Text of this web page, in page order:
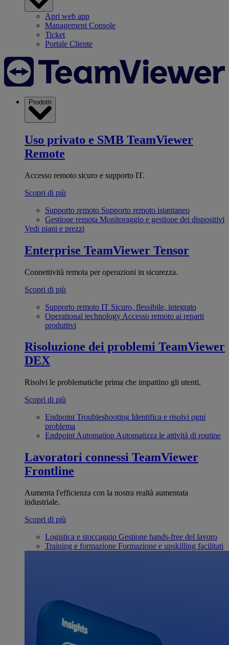
Apri web app
Management Console
Ticket
Portale Cliente
Prodotti
Uso privato e SMB TeamViewer
Remote
Accesso remoto sicuro e supporto IT.
Scopri di più
Supporto remoto Supporto remoto istantaneo
Gestione remota Monitoraggio e gestione dei dispositivi
Vedi piani e prezzi
Enterprise TeamViewer Tensor
Connettività remota per operazioni in sicurezza.
Scopri di più
Supporto remoto IT Sicuro, flessibile, integrato
Operational technology Accesso remoto ai reparti
produttivi
Risoluzione dei problemi TeamViewer
DEX
Risolvi le problematiche prima che impattino gli utenti.
Scopri di più
Endpoint Troubleshooting Identifica e risolvi ogni
problema
Endpoint Automation Automatizza le attività di routine
Lavoratori connessi TeamViewer
Frontline
Aumenta l'efficienza con la nostra realtà aumentata
industriale.
Scopri di più
Logistica e stoccaggio Gestione hands-free del lavoro
Training e formazione Formazione e upskilling facilitati